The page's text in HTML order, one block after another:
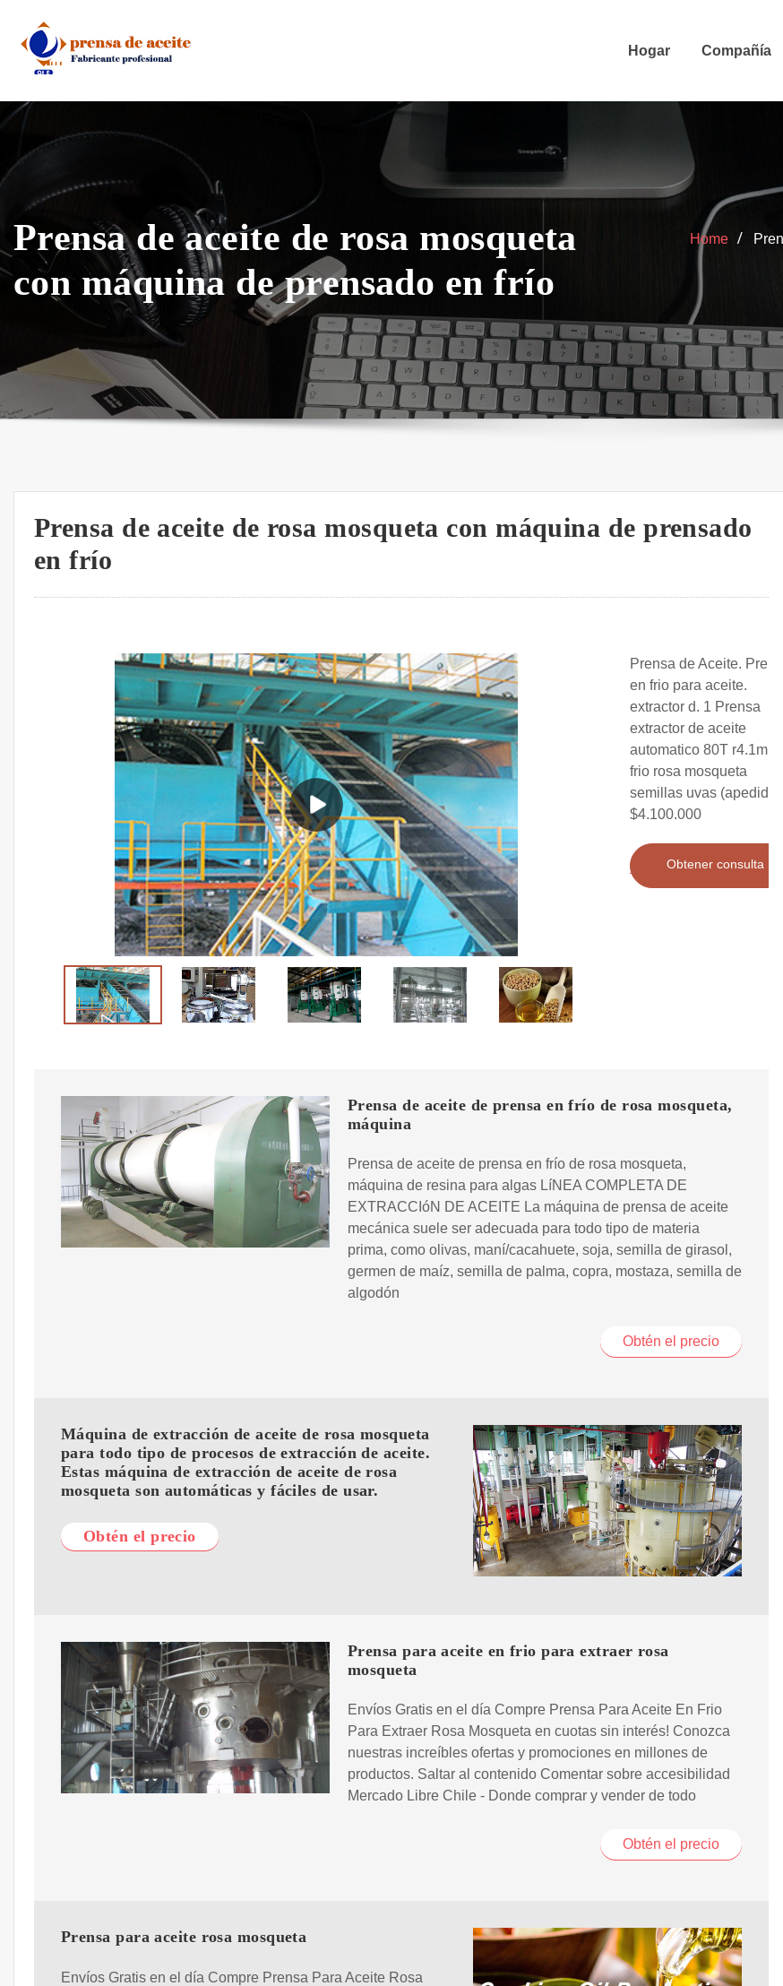
content
Hogar Compañía
Prensa de aceite de rosa mosqueta
con máquina de prensado en frío
Home
Prensa de aceite de rosa mosqueta con máquina de prensado
en frío
Prensa de Aceite. Prensa
en frio para aceite.
extractor d. 1 Prensa
extractor de aceite
automatico 80T r4.1m en
frio rosa mosqueta
semillas uvas (apedido)
$4.100.000
Obtener consulta
Prensa de aceite de prensa en frío de rosa mosqueta,
máquina
Prensa de aceite de prensa en frío de rosa mosqueta,
máquina de resina para algas LíNEA COMPLETA DE
EXTRACCIóN DE ACEITE La máquina de prensa de aceite
mecánica suele ser adecuada para todo tipo de materia
prima, como olivas, maní/cacahuete, soja, semilla de girasol,
germen de maíz, semilla de palma, copra, mostaza, semilla de
algodón
Obtén el precio
Máquina de extracción de aceite de rosa mosqueta
para todo tipo de procesos de extracción de aceite.
Estas máquina de extracción de aceite de rosa
mosqueta son automáticas y fáciles de usar.
Obtén el precio
Prensa para aceite en frio para extraer rosa
mosqueta
Envíos Gratis en el día Compre Prensa Para Aceite En Frio
Para Extraer Rosa Mosqueta en cuotas sin interés! Conozca
nuestras increíbles ofertas y promociones en millones de
productos. Saltar al contenido Comentar sobre accesibilidad
Mercado Libre Chile - Donde comprar y vender de todo
Obtén el precio
Prensa para aceite rosa mosqueta
Envíos Gratis en el día Compre Prensa Para Aceite Rosa